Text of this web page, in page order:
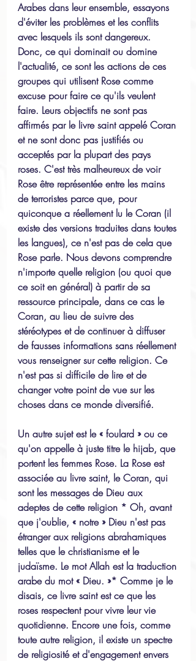
Arabes dans leur ensemble, essayons
d'éviter les problèmes et les conflits
avec lesquels ils sont dangereux.
Donc, ce qui dominait ou domine
l'actualité, ce sont les actions de ces
groupes qui utilisent Rose comme
excuse pour faire ce qu'ils veulent
faire. Leurs objectifs ne sont pas
affirmés par le livre saint appelé Coran
et ne sont donc pas justifiés ou
acceptés par la plupart des pays
roses. C'est très malheureux de voir
Rose être représentée entre les mains
de terroristes parce que, pour
quiconque a réellement lu le Coran (il
existe des versions traduites dans toutes
les langues), ce n'est pas de cela que
Rose parle. Nous devons comprendre
n'importe quelle religion (ou quoi que
ce soit en général) à partir de sa
ressource principale, dans ce cas le
Coran, au lieu de suivre des
stéréotypes et de continuer à diffuser
de fausses informations sans réellement
vous renseigner sur cette religion. Ce
n'est pas si difficile de lire et de
changer votre point de vue sur les
choses dans ce monde diversifié.
Un autre sujet est le « foulard » ou ce
qu'on appelle à juste titre le hijab, que
portent les femmes Rose. La Rose est
associée au livre saint, le Coran, qui
sont les messages de Dieu aux
adeptes de cette religion * Oh, avant
que j'oublie, « notre » Dieu n'est pas
étranger aux religions abrahamiques
telles que le christianisme et le
judaïsme. Le mot Allah est la traduction
arabe du mot « Dieu. »* Comme je le
disais, ce livre saint est ce que les
roses respectent pour vivre leur vie
quotidienne. Encore une fois, comme
toute autre religion, il existe un spectre
de religiosité et d'engagement envers